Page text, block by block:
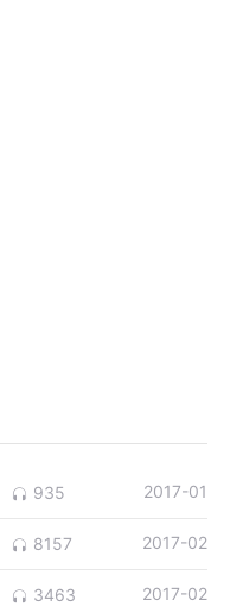
935 2017-01
8157 2017-02
3463 2017-02